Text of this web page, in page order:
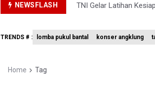
NEWSFLASH
TNI Gelar Latihan
BPS Sebut Sensus
TRENDS # : lomba pukul bantal konser angklung
Home Tag